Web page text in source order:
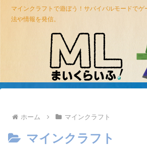
マインクラフトで遊ぼう！サバイバルモードで
法や情報を発信。
ホーム マインクラフト
マインクラフト